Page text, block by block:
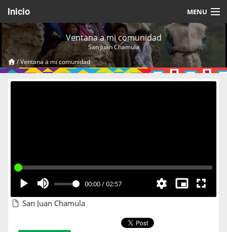
Inicio MENU
Acerca de
Videos Temáticos
Cerrar Sesión
Ventana a mi comunidad
San Juan Chamula
/Ventana a mi comunidad
00:00/02:57
San Juan Chamula